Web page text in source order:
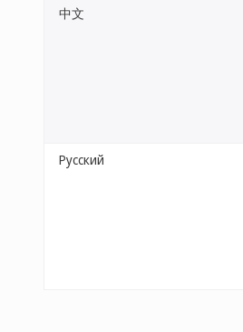
中文
Русский